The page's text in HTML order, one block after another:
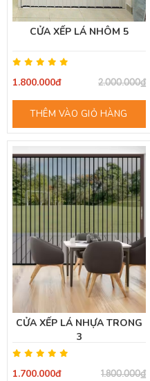
CỬA XẾP LÁ NHÔM 5
1.800.000đ 2.000.000₫
THÊM VÀO GIỎ HÀNG
CỬA XẾP LÁ NHỰA TRONG
3
1.700.000đ 1.800.000₫